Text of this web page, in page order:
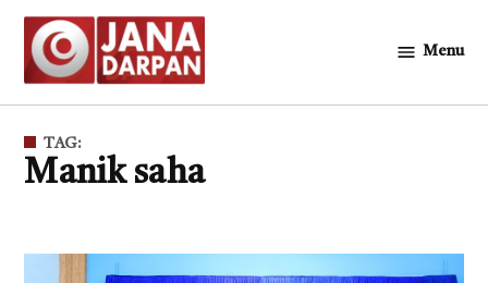
Skip
content
Menu
TAG:
Manik saha